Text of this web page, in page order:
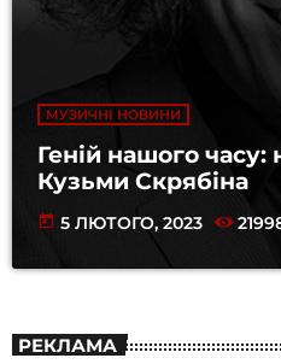
МУЗИЧНІ НОВИНИ
Геній нашого часу:
Кузьми Скрябіна
today 5 ЛЮТОГО, 2023
РЕКЛАМА